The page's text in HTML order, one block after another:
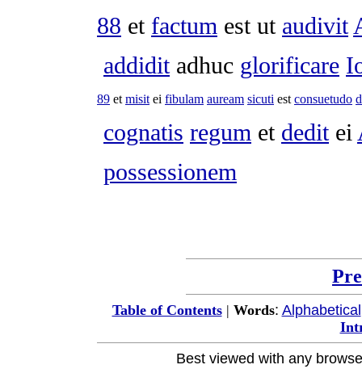
88 et factum est ut audivit
addiditadhuc glorificare
89 et misit ei fibulam auream sicuti est consuetudo
cognatis regum et deditei
possessionem
Table of Contents| Words: Alphabetical
Best viewed with any